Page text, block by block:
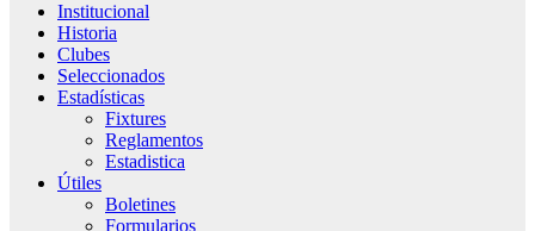
Institucional
Historia
Clubes
Seleccionados
Estadísticas
Fixtures
Reglamentos
Estadistica
Útiles
Boletines
Formularios